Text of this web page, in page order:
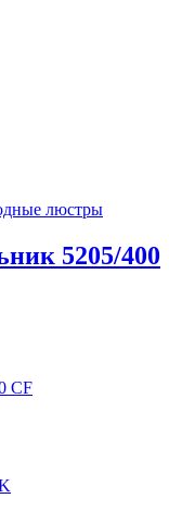
люстры
5205/400
CF